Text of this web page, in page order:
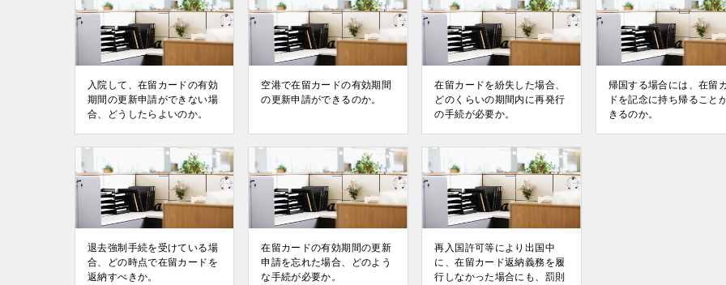
入院して、在留カードの有効
期間の更新申請ができない場
合、どうしたらよいのか。
空港で在留カードの有効期間
の更新申請ができるのか。
在留カードを紛失した場合、
どのくらいの期間内に再発行
の手続が必要か。
帰国する場合には、在留
ドを記念に持ち帰ること
きるのか。
退去強制手続を受けている場
合、どの時点で在留カードを
返納すべきか。
在留カードの有効期間の更新
申請を忘れた場合、どのよう
な手続が必要か。
再入国許可等により出国中
に、在留カード返納義務を履
行しなかった場合にも、罰則